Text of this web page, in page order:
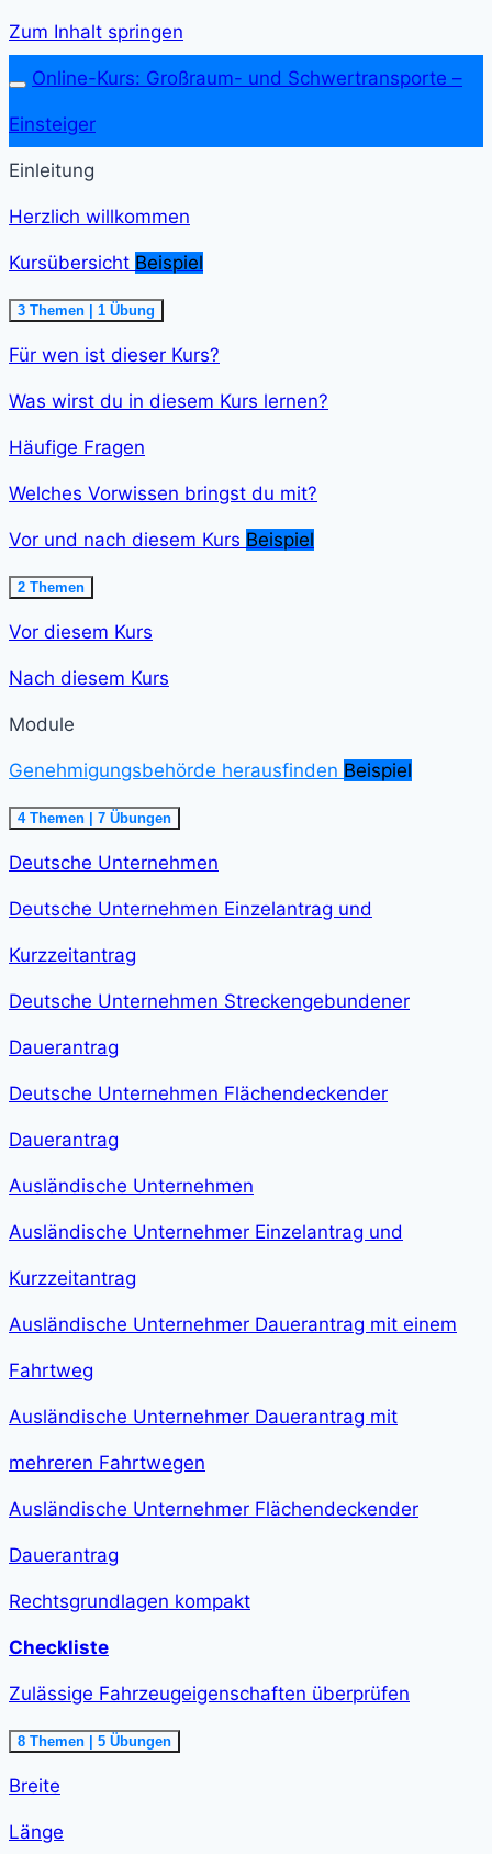
Zum Inhalt springen
Online-Kurs: Großraum- und Schwer­transporte –
Einsteiger
Einleitung
Herzlich willkommen
Kursübersicht Beispiel
Ausklappen
Kursübersicht<span
class="course-
duration">5
</span>
3 Themen 1 Übung
Für wen ist dieser Kurs?
Was wirst du in diesem Kurs lernen?
Häufige Fragen
Welches Vorwissen bringst du mit?
Vor und nach diesem Kurs Beispiel
Ausklappen
Vor
und
diesem
class="course-
step-
min
</span>
2 Themen
Vor diesem Kurs
Nach diesem Kurs
Module
Genehmigungsbehörde herausfinden Beispiel
Einklappen
Genehmigungsbehörde
herausfinden<span
step-
min
</span>
4 Themen 7 Übungen
Deutsche Unternehmen
Deutsche Unternehmen Einzelantrag und
Kurzzeitantrag
Deutsche Unternehmen Streckengebundener
Dauerantrag
Deutsche Unternehmen Flächendeckender
Dauerantrag
Ausländische Unternehmen
Ausländische Unternehmer Einzelantrag und
Kurzzeitantrag
Ausländische Unternehmer Dauerantrag mit einem
Fahrtweg
Ausländische Unternehmer Dauerantrag mit
mehreren Fahrtwegen
Ausländische Unternehmer Flächendeckender
Dauerantrag
Rechtsgrundlagen kompakt
Checkliste
Zulässige Fahrzeugeigenschaften überprüfen
Ausklappen
Zulässige
Fahrzeugeigenschaften
class="course-
duration">1
h
8 Themen 5 Übungen
Breite
Länge